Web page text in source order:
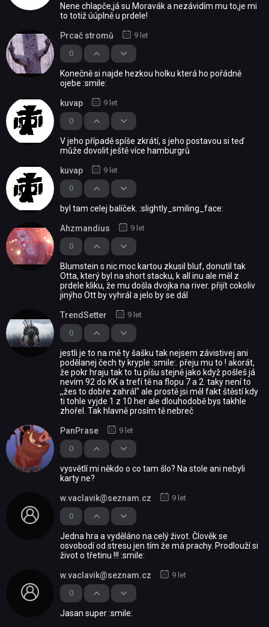
Nene chlapče,já su Moravák a nezávidím mu to,je mi
to totiž úúplně u prdele!
0
Prcač stromů 9 let
Konečně si najde hezkou holku která ho pořádně
ojebe :smile:
0
kuvap 9 let
V jeho případě spíše zkrátí, s jeho postavou si teď
může dovolit ještě více hamburgrů
0
kuvap 9 let
byl tam celej balíček. :slightly_smiling_face:
0
Ahzmandius 9 let
Blumstein s nic moc kartou zkusil bluf, donutil tak
Otta, který byl na short stacku, k all inu ale měl z
prdele kliku, že mu došla dvojka na river. přijít cokoliv
jinýho Ott by vyhrál a jelo by se dál
0
TrendSetter 9 let
jestli je to na mě ty šašku tak nejsem závistivej ani
podělanej čech ty kryple :smile:. přeju mu to ! akorát,
že pokr hraju tak to tu píšu stejně jako když pošleš já
nevím 92 do KK a trefí tě na flopu 7 a 2. taky není to
,,žes to dobře zahrál" ale prostě jsi měl fakt štěstí kdy
ti tohle vyjde 1 z 10 her ale dlouhodobě bys takhle
zhořel. Tak hlavně prosím tě nebreč
0
PanPrase 9 let
vysvětlí mi někdo o co tam šlo? Na stole ani nebyli
karty ne?
0
w.vaclavik@seznam.cz 9 let
Jedna hra a vyděláno na celý život. Člověk se
osvobodí od stresu jen tím že má prachy. Prodlouží si
život o třetinu !!! :smile:
0
w.vaclavik@seznam.cz 9 let
Jasan super :smile: